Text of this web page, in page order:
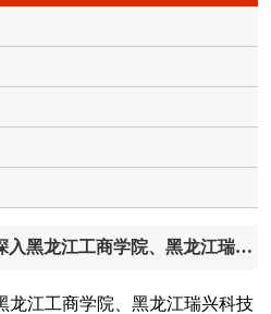
省政协副主席钱福永深入黑龙江工商学院、黑龙江瑞兴科技股份有限公司开展包联调研
龙江工商学院、黑龙江瑞兴科技